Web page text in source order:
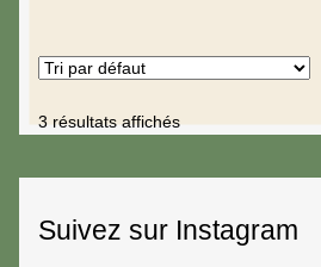
3 résultats affichés
Suivez sur Instagram